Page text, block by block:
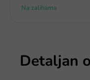
Na zalihama
Detaljan